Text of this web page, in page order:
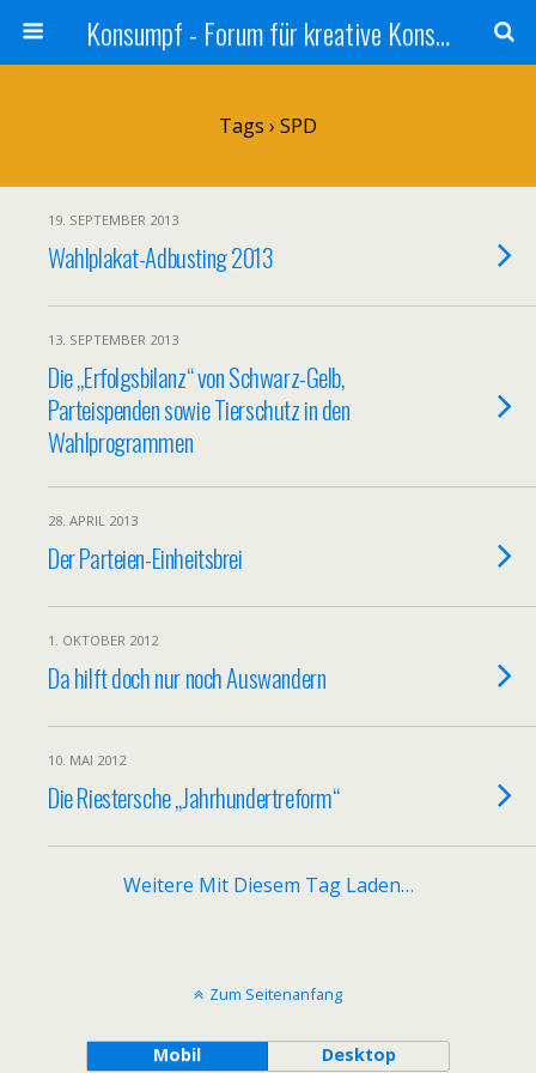
Konsumpf - Forum für kreative Konsumkritik - Culture Jamming, Nachhaltigkeit, Konzernkritik, Adbusting
Tags › SPD
19. SEPTEMBER 2013
Wahlplakat-Adbusting 2013
13. SEPTEMBER 2013
Die „Erfolgsbilanz“ von Schwarz-Gelb,
Parteispenden sowie Tierschutz in den
Wahlprogrammen
28. APRIL 2013
Der Parteien-Einheitsbrei
1. OKTOBER 2012
Da hilft doch nur noch Auswandern
10. MAI 2012
Die Riestersche „Jahrhundertreform“
Weitere Mit Diesem Tag Laden…
Zum Seitenanfang
Mobil Desktop